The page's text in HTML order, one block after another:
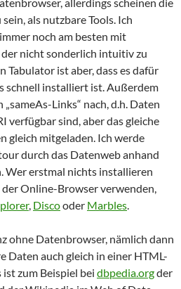
als nutzbare Tools. Ich
noch am besten mit
nicht sonderlich intuitiv zu
Tabulator ist aber, dass es dafür
schnell installiert ist. Außerdem
Links“ nach, d.h. Daten
verfügbar sind, aber das gleiche
gleich mitgeladen. Ich werde
durch das Datenweb anhand
Wer erstmal nichts installieren
der Online-Browser verwenden,
, Discooder Marbles.
ohne Datenbrowser, nämlich dann
Daten auch gleich in einer HTML-
zum Beispiel bei dbpedia.orgder